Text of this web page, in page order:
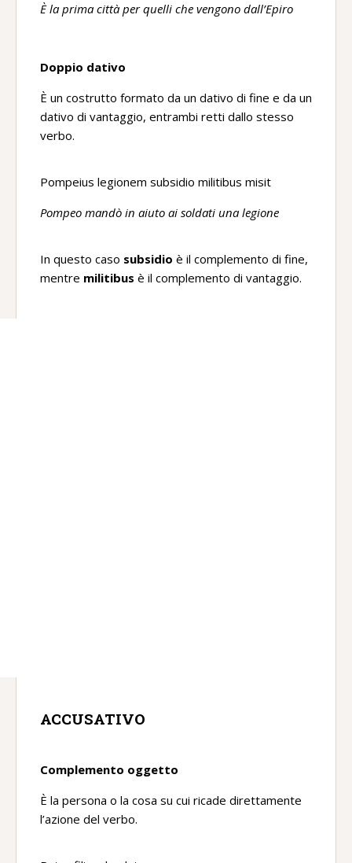
È la prima città per quelli che vengono dall’Epiro
Doppio dativo
È un costrutto formato da un dativo di fine e da un
dativo di vantaggio, entrambi retti dallo stesso
verbo.
Pompeius legionem subsidio militibus misit
Pompeo mandò in aiuto ai soldati una legione
In questo caso subsidio è il complemento di fine,
mentre militibus è il complemento di vantaggio.
ACCUSATIVO
Complemento oggetto
È la persona o la cosa su cui ricade direttamente
l’azione del verbo.